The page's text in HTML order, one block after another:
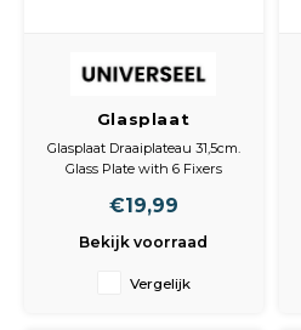
Glasplaat
Draaiplateau 31,5cm
Glasplaat Draaiplateau 31,5cm.
Glass Plate with 6 Fixers
€19,99
Bekijk voorraad
Vergelijk